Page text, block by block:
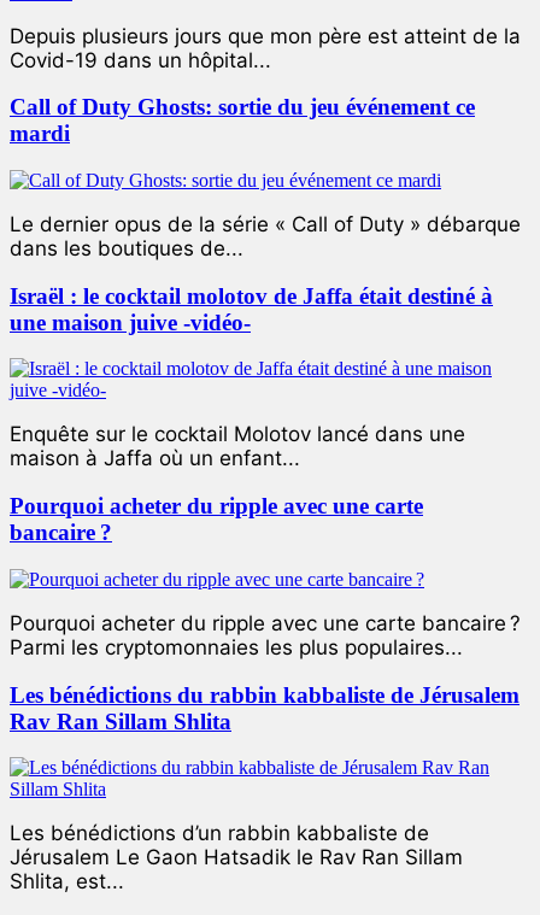
Depuis plusieurs jours que mon père est atteint de la
Covid-19 dans un hôpital...
Call of Duty Ghosts: sortie du jeu événement ce
mardi
Le dernier opus de la série « Call of Duty » débarque
dans les boutiques de...
Israël : le cocktail molotov de Jaffa était destiné à
une maison juive -vidéo-
Enquête sur le cocktail Molotov lancé dans une
maison à Jaffa où un enfant...
Pourquoi acheter du ripple avec une carte
bancaire ?
Pourquoi acheter du ripple avec une carte bancaire ?
Parmi les cryptomonnaies les plus populaires...
Les bénédictions du rabbin kabbaliste de Jérusalem
Rav Ran Sillam Shlita
Les bénédictions d’un rabbin kabbaliste de
Jérusalem Le Gaon Hatsadik le Rav Ran Sillam
Shlita, est...